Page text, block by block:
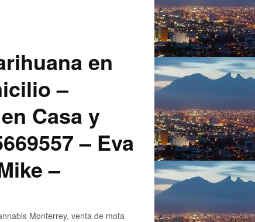
en
–
Casa y
– Eva
–
Monterrey, venta de mota